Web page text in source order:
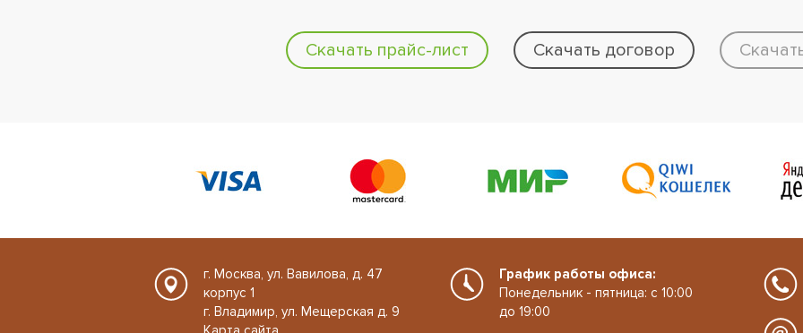
Скачать прайс-лист Скачать договор
г. Москва, ул. Вавилова, д. 47
корпус 1
г. Владимир, ул. Мещерская д. 9
График работы офиса:
Понедельник - пятница: с 10:00
до 19:00